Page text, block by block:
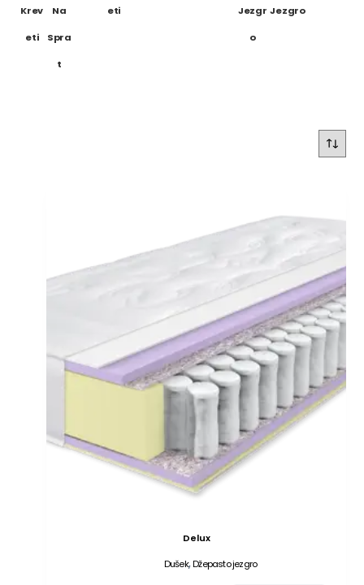
Krev
Eti
Na
Spra
T
Eti Jezgr
O
Jezgro
Delux
Dušek,Džepasto jezgro